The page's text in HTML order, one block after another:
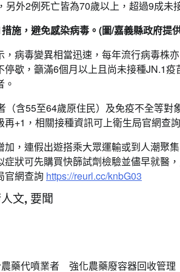
另外2例死亡皆為70歲以上，超過9成未
施，避免感染病毒。(圖/嘉義縣政府提
，病毒變異相當迅速，每年流行病毒株
停歇，籲滿6個月以上且尚未接種JN.1
（含55至64歲原住民）及免疫不全等
再+1，相關接種資訊可上衛生局官網查
加，連假出遊搭乘大眾運輸或到人潮聚
症狀可先購買快篩試劑檢驗並儘早就醫
官網查詢 https://reurl.cc/knbG03
文, 要聞
藥代噴業者 強化農藥廢容器回收管理